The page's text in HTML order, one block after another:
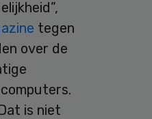
tegen
over de
is niet